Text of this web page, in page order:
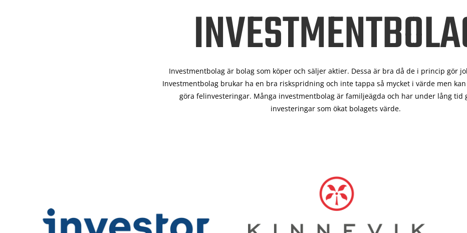
Investmentbolag är bolag som köper och säljer aktier. Dessa är bra då de i princip gör
Investmentbolag brukar ha en bra riskspridning och inte tappa så mycket i värde men kan
göra felinvesteringar. Många investmentbolag är familjeägda och har under lång tid
investeringar som ökat bolagets värde.